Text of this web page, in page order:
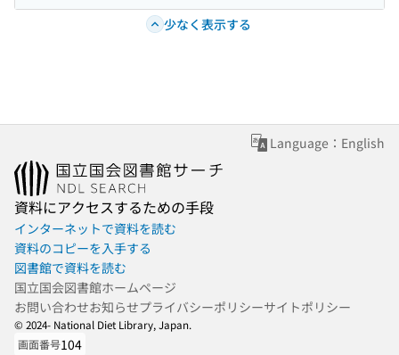
少なく表示する
Language：English
資料にアクセスするための手段
インターネットで資料を読む
資料のコピーを入手する
図書館で資料を読む
国立国会図書館ホームページ
お問い合わせお知らせプライバシーポリシーサイトポリシー
© 2024- National Diet Library, Japan.
画面番号104